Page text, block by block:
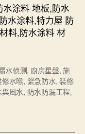
涂料 地板,防水
水涂料,特力屋 防
料,防水涂料 材
水侦测, 廚房星盤,施
修水喉, 緊急防水,裝修
風水, 防水防漏工程,